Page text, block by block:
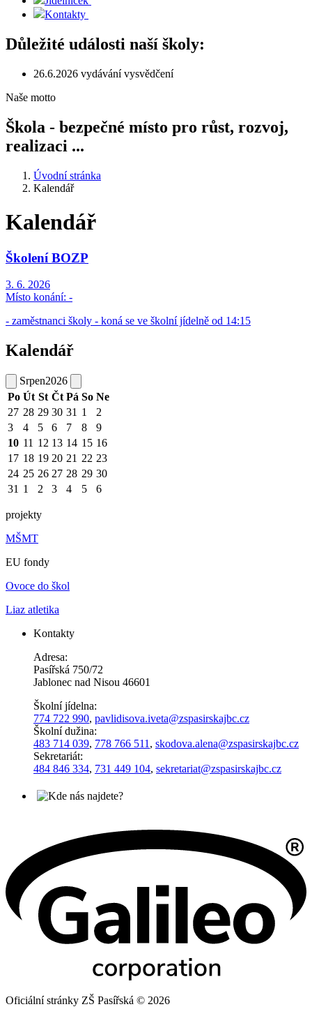
Kontakty
Důležité události naší školy:
26.6.2026 vydávání vysvědčení
Naše motto
Škola - bezpečné místo pro růst, rozvoj,
realizaci ...
Úvodní stránka
Kalendář
Kalendář
Školení BOZP
3. 6. 2026
Místo konání: -
- zaměstnanci školy - koná se ve školní jídelně od 14:15
Kalendář
Srpen2026
Po Út St Čt Pá So Ne
27 28 29 30 31 1
2
3
4 5 6 7 8
9
10 11 12 13 14 15 16
17 18 19 20 21 22 23
24 25 26 27 28 29 30
31 1 2 3 4 5 6
projekty
MŠMT
EU fondy
Ovoce do škol
Liaz atletika
Kontakty
Adresa:
Pasířská 750/72
Jablonec nad Nisou 46601
Školní jídelna:
774 722 990, pavlidisova.iveta@zspasirskajbc.cz
Školní dužina:
483 714 039, 778 766 511 , skodova.alena@zspasirskajbc.cz
Sekretariát:
484 846 334, 731 449 104, sekretariat@zspasirskajbc.cz
Oficiální stránky ZŠ Pasířská © 2026